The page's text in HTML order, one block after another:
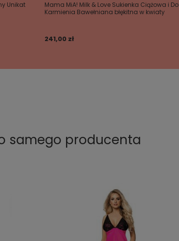
Unikat
Mama MiA! Milk & Love Sukienka Ciążowa i Do
Karmienia Bawełniana błękitna w kwiaty
241,00 zł
samego producenta